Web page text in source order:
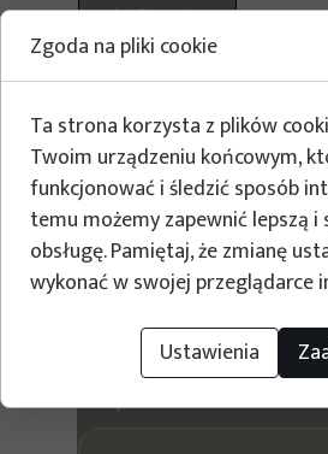
Pokaż historię cen
Oława JODŁOWA F1/
Wyślij prośbę o kontakt w
Twoje imię i nazwisko
Twój e-mail:
Zgoda na pliki cookie
Ta strona korzysta z plików
Twoim urządzeniu końcowym,
funkcjonować i śledzić sposób
temu możemy zapewnić lepszą
obsługę. Pamiętaj, że zmianę
wykonać w swojej przeglądarce
Ustawienia